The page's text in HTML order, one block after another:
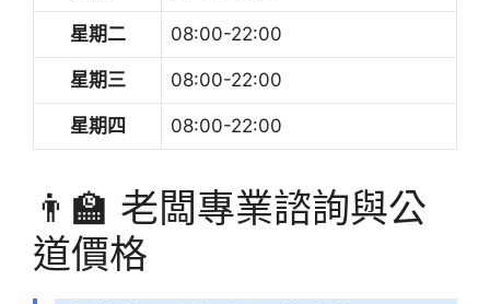
星期二 08:00-22:00
星期三 08:00-22:00
星期四 08:00-22:00
👨‍🏫 老闆專業諮詢與公
道價格